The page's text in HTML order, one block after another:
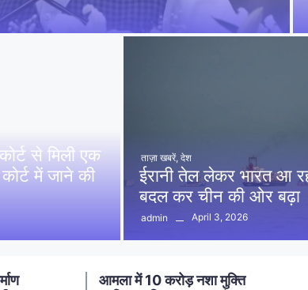
से मिली एक
में जाने की
ताज़ा खबरें, देश
ईरानी तेल लेकर भारत आ
बदल कर चीन की ओर बढ़ा
admin April 3, 2026